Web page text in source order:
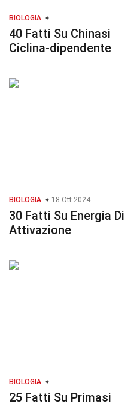
BIOLOGIA
40 Fatti Su Chinasi
Ciclina-dipendente
BIOLOGIA 18 Ott 2024
30 Fatti Su Energia Di
Attivazione
BIOLOGIA
25 Fatti Su Primasi